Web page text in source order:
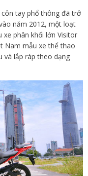
côn tay phổ thông đã trở
năm 2012, một loạt
xe phân khối lớn Visitor
Nam mẫu xe thể thao
và lắp ráp theo dạng